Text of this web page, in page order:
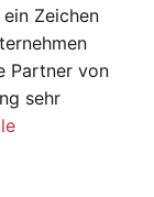
Zeichen
Partner von
sehr